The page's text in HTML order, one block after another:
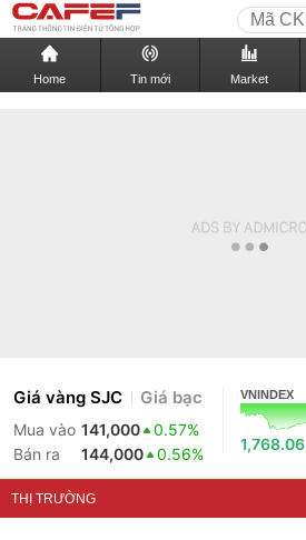
Home Tin mới Market
Giá vàng SJC Giá bạc
Mua vào 141,000
0.57%
Bán ra
144,000 0.56%
VNINDEX
1,768.06
THỊ TRƯỜNG